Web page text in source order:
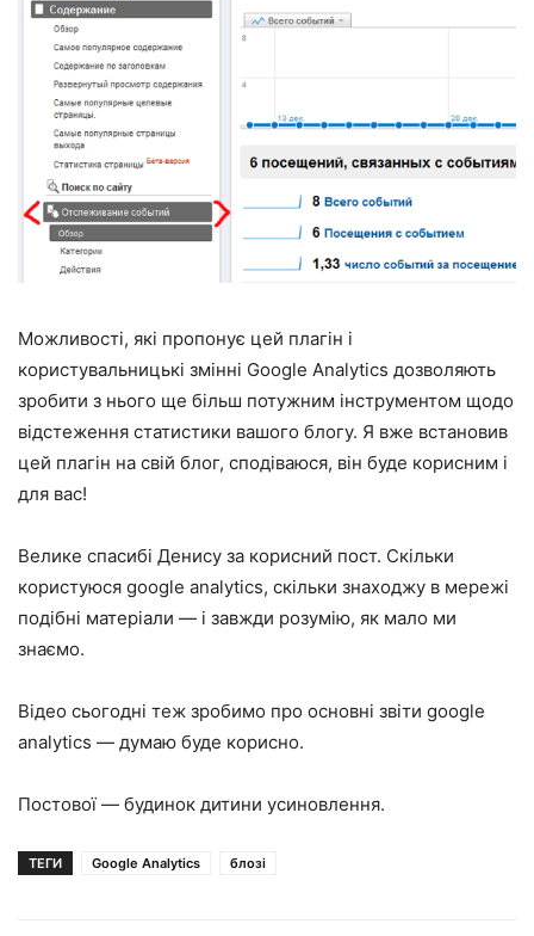
Можливості, які пропонує цей плагін і
користувальницькі змінні Google Analytics дозволяють
зробити з нього ще більш потужним інструментом щодо
відстеження статистики вашого блогу. Я вже встановив
цей плагін на свій блог, сподіваюся, він буде корисним і
для вас!
Велике спасибі Денису за корисний пост. Скільки
користуюся google analytics, скільки знаходжу в мережі
подібні матеріали — і завжди розумію, як мало ми
знаємо.
Відео сьогодні теж зробимо про основні звіти google
analytics — думаю буде корисно.
Постової — будинок дитини усиновлення.
ТЕГИ Google Analytics блозі